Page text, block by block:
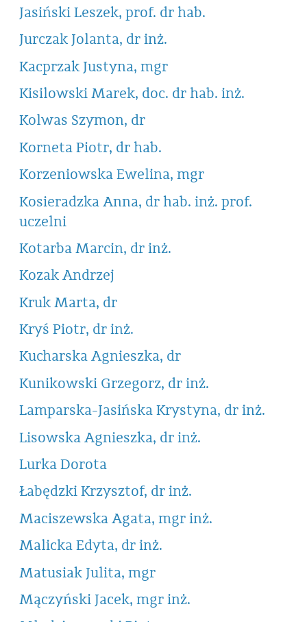
Jasiński Leszek, prof. dr hab.
Jurczak Jolanta, dr inż.
Kacprzak Justyna, mgr
Kisilowski Marek, doc. dr hab. inż.
Kolwas Szymon, dr
Korneta Piotr, dr hab.
Korzeniowska Ewelina, mgr
Kosieradzka Anna, dr hab. inż. prof.
uczelni
Kotarba Marcin, dr inż.
Kozak Andrzej
Kruk Marta, dr
Kryś Piotr, dr inż.
Kucharska Agnieszka, dr
Kunikowski Grzegorz, dr inż.
Lamparska-Jasińska Krystyna, dr inż.
Lisowska Agnieszka, dr inż.
Lurka Dorota
Łabędzki Krzysztof, dr inż.
Maciszewska Agata, mgr inż.
Malicka Edyta, dr inż.
Matusiak Julita, mgr
Mączyński Jacek, mgr inż.